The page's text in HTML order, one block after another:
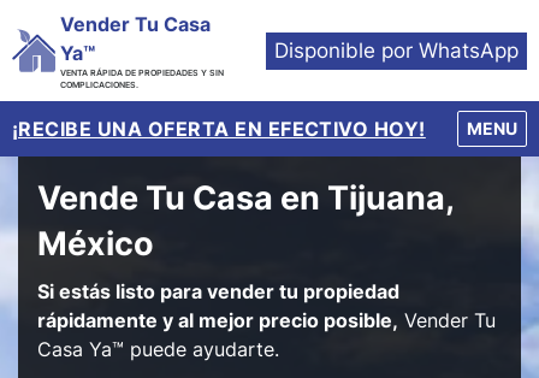
Vender Tu Casa
Ya™
VENTA RÁPIDA DE PROPIEDADES Y SIN
COMPLICACIONES.
Disponible por WhatsApp
¡RECIBE UNA OFERTA EN EFECTIVO HOY! MENU
OPEN
Vende Tu Casa en Tijuana,
México
Si estás listo para vender tu propiedad
rápidamente y al mejor precio posible, Vender Tu
Casa Ya™ puede ayudarte.